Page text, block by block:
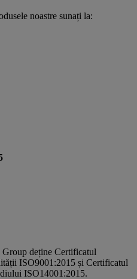
noastre sunați la:
deține Certificatul
ISO9001:2015 și Certificatul
ISO14001:2015.